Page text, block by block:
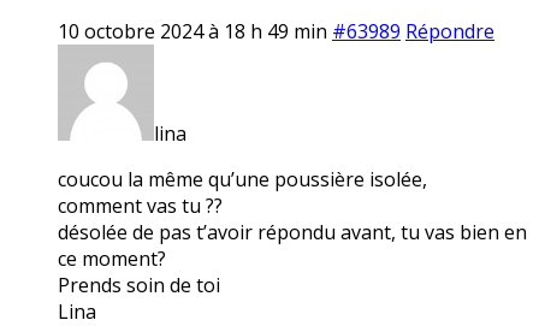
10 octobre 2024 à 18 h 49 min #63989 Répondre
lina
coucou la même qu’une poussière isolée,
comment vas tu ??
désolée de pas t’avoir répondu avant, tu vas bien en
ce moment?
Prends soin de toi
Lina